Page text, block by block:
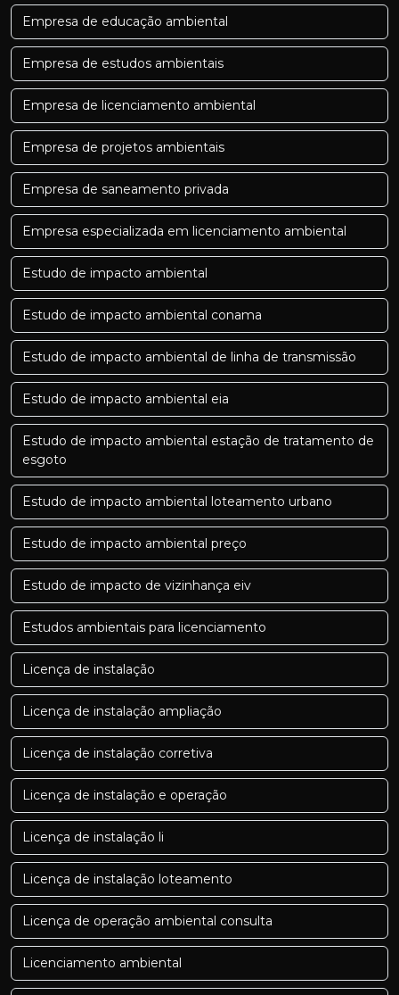
Empresa de educação ambiental
Empresa de estudos ambientais
Empresa de licenciamento ambiental
Empresa de projetos ambientais
Empresa de saneamento privada
Empresa especializada em licenciamento ambiental
Estudo de impacto ambiental
Estudo de impacto ambiental conama
Estudo de impacto ambiental de linha de transmissão
Estudo de impacto ambiental eia
Estudo de impacto ambiental estação de tratamento de
esgoto
Estudo de impacto ambiental loteamento urbano
Estudo de impacto ambiental preço
Estudo de impacto de vizinhança eiv
Estudos ambientais para licenciamento
Licença de instalação
Licença de instalação ampliação
Licença de instalação corretiva
Licença de instalação e operação
Licença de instalação li
Licença de instalação loteamento
Licença de operação ambiental consulta
Licenciamento ambiental